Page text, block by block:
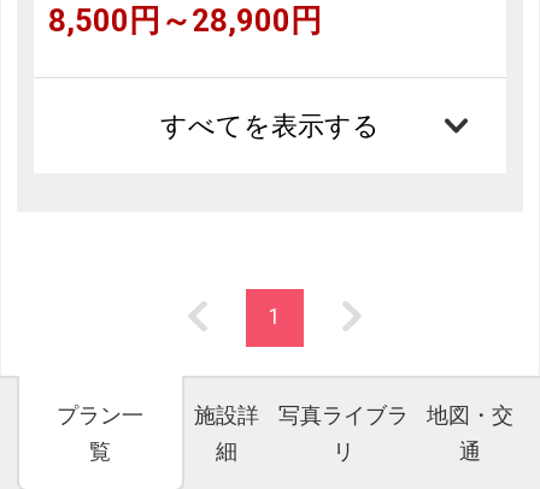
8,500円～28,900円
すべてを表示する
1
プラン一
覧
施設詳
細
写真ライブラ
リ
地図・交
通